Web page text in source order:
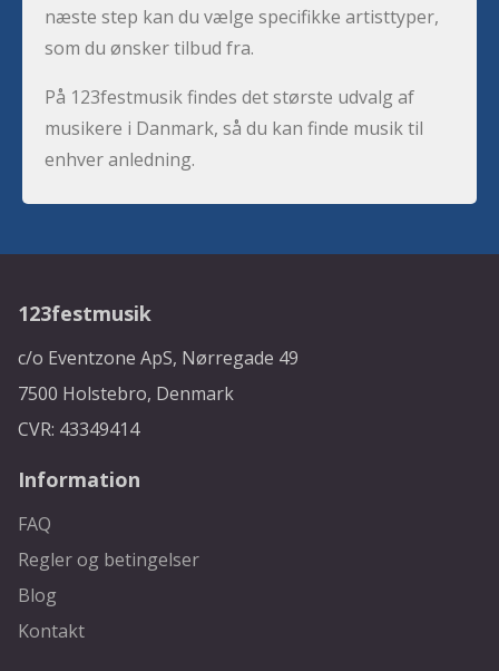
næste step kan du vælge specifikke artisttyper,
som du ønsker tilbud fra.
På 123festmusik findes det største udvalg af
musikere i Danmark, så du kan finde musik til
enhver anledning.
123festmusik
c/o Eventzone ApS, Nørregade 49
7500 Holstebro, Denmark
CVR: 43349414
Information
FAQ
Regler og betingelser
Blog
Kontakt